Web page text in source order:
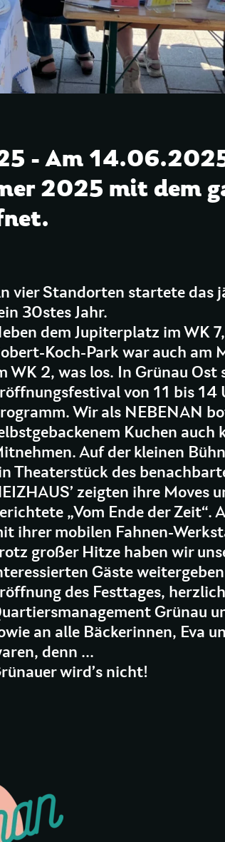
- Am
2025 mit dem
vier Standorten startete
30stes Jahr.
dem Jupiterplatz im WK
Koch-Park war auch am
WK 2, was los. In Grünau
von 11 bis 14
Wir als NEBENAN
Kuchen
Auf der kleinen
Theaterstück des
zeigten ihre Moves
„Vom Ende der Zeit“.
ihrer mobilen Fahnen-
großer Hitze haben wir
Gäste
des Festtages,
Grünau
an alle Bäckerinnen, Eva
denn ...
wird’s nicht!